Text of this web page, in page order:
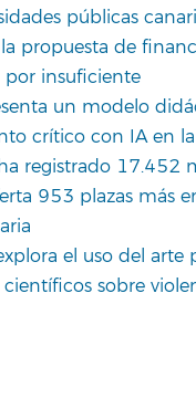
públicas
propuesta de
por insuficiente
un modelo
crítico con IA en
ha registrado 17.452
953 plazas más
el uso del arte
científicos sobre